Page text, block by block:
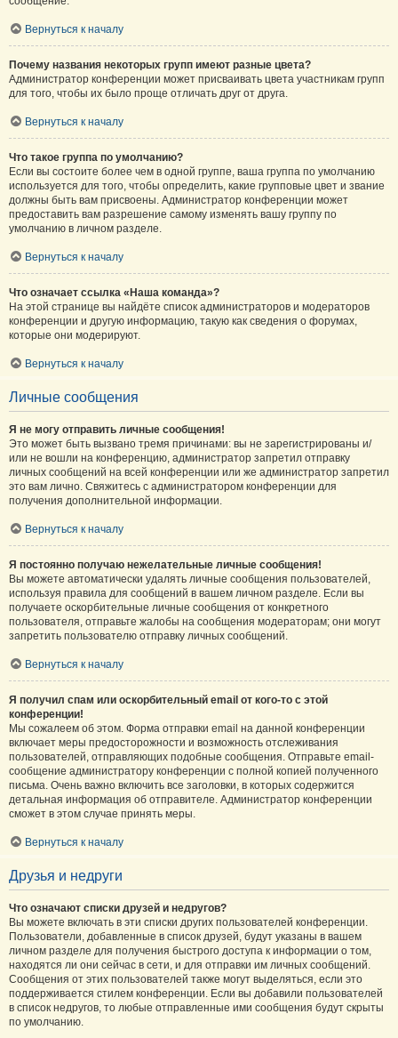
Вернуться к началу
Почему названия некоторых групп имеют разные цвета?
Администратор конференции может присваивать цвета участникам групп
для того, чтобы их было проще отличать друг от друга.
Вернуться к началу
Что такое группа по умолчанию?
Если вы состоите более чем в одной группе, ваша группа по умолчанию
используется для того, чтобы определить, какие групповые цвет и звание
должны быть вам присвоены. Администратор конференции может
предоставить вам разрешение самому изменять вашу группу по
умолчанию в личном разделе.
Вернуться к началу
Что означает ссылка «Наша команда»?
На этой странице вы найдёте список администраторов и модераторов
конференции и другую информацию, такую как сведения о форумах,
которые они модерируют.
Вернуться к началу
Личные сообщения
Я не могу отправить личные сообщения!
Это может быть вызвано тремя причинами: вы не зарегистрированы и/
или не вошли на конференцию, администратор запретил отправку
личных сообщений на всей конференции или же администратор запретил
это вам лично. Свяжитесь с администратором конференции для
получения дополнительной информации.
Вернуться к началу
Я постоянно получаю нежелательные личные сообщения!
Вы можете автоматически удалять личные сообщения пользователей,
используя правила для сообщений в вашем личном разделе. Если вы
получаете оскорбительные личные сообщения от конкретного
пользователя, отправьте жалобы на сообщения модераторам; они могут
запретить пользователю отправку личных сообщений.
Вернуться к началу
Я получил спам или оскорбительный email от кого-то с этой
конференции!
Мы сожалеем об этом. Форма отправки email на данной конференции
включает меры предосторожности и возможность отслеживания
пользователей, отправляющих подобные сообщения. Отправьте email-
сообщение администратору конференции с полной копией полученного
письма. Очень важно включить все заголовки, в которых содержится
детальная информация об отправителе. Администратор конференции
сможет в этом случае принять меры.
Вернуться к началу
Друзья и недруги
Что означают списки друзей и недругов?
Вы можете включать в эти списки других пользователей конференции.
Пользователи, добавленные в список друзей, будут указаны в вашем
личном разделе для получения быстрого доступа к информации о том,
находятся ли они сейчас в сети, и для отправки им личных сообщений.
Сообщения от этих пользователей также могут выделяться, если это
поддерживается стилем конференции. Если вы добавили пользователей
в список недругов, то любые отправленные ими сообщения будут скрыты
по умолчанию.